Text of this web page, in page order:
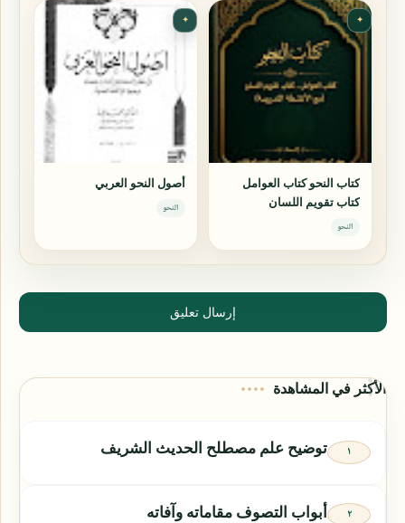
✦
كتاب النحو كتاب العوامل
كتاب تقويم اللسان
النحو
✦
أصول النحو العربي
النحو
إرسال تعليق
الأكثر في المشاهدة
توضيح علم مصطلح الحديث الشريف
أبواب التصوف مقاماته وآفاته